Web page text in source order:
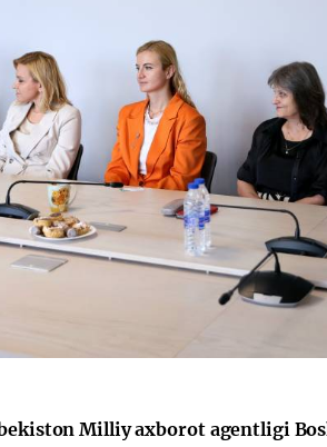
Milliy axborot agentligi